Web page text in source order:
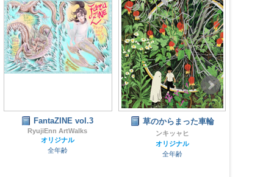
FantaZINE vol.3
RyujiEnn ArtWalks
オリジナル
全年齢
草のからまった車輪
ンキッャヒ
オリジナル
全年齢